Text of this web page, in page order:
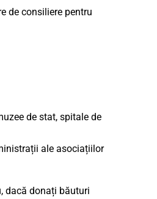
de consiliere pentru
de stat, spitale de
ale asociațiilor
dacă donați băuturi